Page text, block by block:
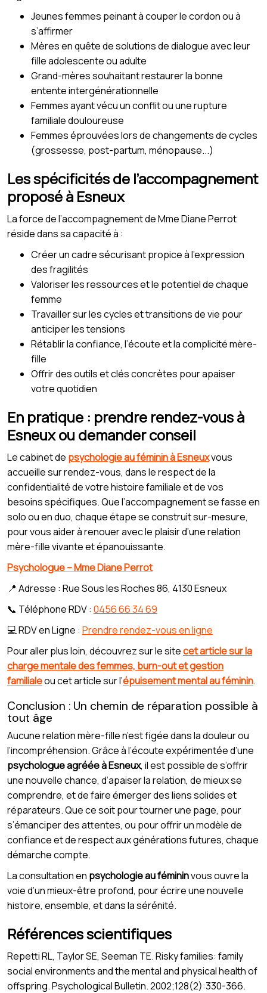
Jeunes femmes peinant à couper le cordon ou à
s’affirmer
Mères en quête de solutions de dialogue avec leur
fille adolescente ou adulte
Grand-mères souhaitant restaurer la bonne
entente intergénérationnelle
Femmes ayant vécu un conflit ou une rupture
familiale douloureuse
Femmes éprouvées lors de changements de cycles
(grossesse, post-partum, ménopause...)
Les spécificités de l’accompagnement
proposé à Esneux
La force de l’accompagnement de Mme Diane Perrot
réside dans sa capacité à :
Créer un cadre sécurisant propice à l’expression
des fragilités
Valoriser les ressources et le potentiel de chaque
femme
Travailler sur les cycles et transitions de vie pour
anticiper les tensions
Rétablir la confiance, l’écoute et la complicité mère-
fille
Offrir des outils et clés concrètes pour apaiser
votre quotidien
En pratique : prendre rendez-vous à
Esneux ou demander conseil
Le cabinet de psychologie au féminin à Esneuxvous
accueille sur rendez-vous, dans le respect de la
confidentialité de votre histoire familiale et de vos
besoins spécifiques. Que l’accompagnement se fasse en
solo ou en duo, chaque étape se construit sur-mesure,
pour vous aider à renouer avec le plaisir d’une relation
mère-fille vivante et épanouissante.
Psychologue – Mme Diane Perrot
📍 Adresse : Rue Sous les Roches 86, 4130 Esneux
📞 Téléphone RDV : 0456 66 34 69
💻 RDV en Ligne : Prendre rendez-vous en ligne
Pour aller plus loin, découvrez sur le sitecet article sur la
charge mentale des femmes, burn-out et gestion
familialeou cet article sur l’épuisement mental au féminin.
Conclusion : Un chemin de réparation possible à
tout âge
Aucune relation mère-fille n’est figée dans la douleur ou
l’incompréhension. Grâce à l’écoute expérimentée d’une
psychologue agréée à Esneux, il est possible de s’offrir
une nouvelle chance, d’apaiser la relation, de mieux se
comprendre, et de faire émerger des liens solides et
réparateurs. Que ce soit pour tourner une page, pour
s’émanciper des attentes, ou pour offrir un modèle de
confiance et de respect aux générations futures, chaque
démarche compte.
La consultation en psychologie au fémininvous ouvre la
voie d’un mieux-être profond, pour écrire une nouvelle
histoire, ensemble, et dans la sérénité.
Références scientifiques
Repetti RL, Taylor SE, Seeman TE. Risky families: family
social environments and the mental and physical health of
offspring. Psychological Bulletin. 2002;128(2):330-366.